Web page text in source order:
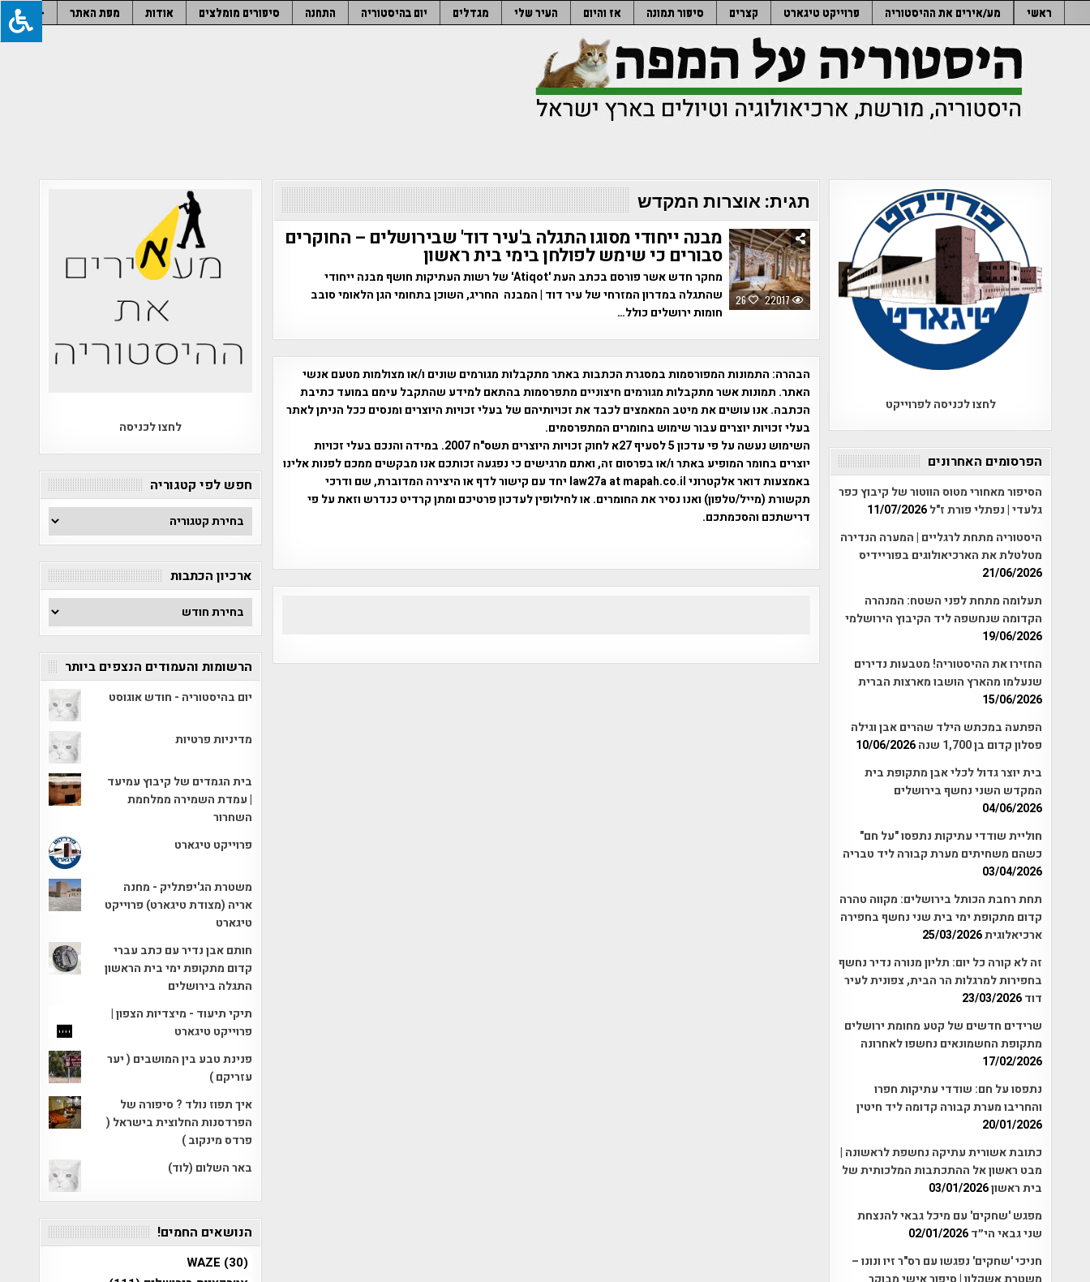
to
ראשי מע/אירים את ההיסטוריה פרוייקט טיגארט קצרים סיפור תמונה אז והיום העיר שלי מגדלים יום בהיסטוריה התחנה סיפורים מומלצים אודות מפת האתר –
תגית:אוצרות המקדש
26 22017
מבנה ייחודי מסוגו התגלה ב'עיר דוד' שבירושלים – החוקרים
סבורים כי שימש לפולחן בימי בית ראשון
מחקר חדש אשר פורסם בכתב העת 'Atiqot' של רשות העתיקות חושף מבנה ייחודי
שהתגלה במדרון המזרחי של עיר דוד | המבנה החריג, השוכן בתחומי הגן הלאומי סובב
חומות ירושלים כולל…
הבהרה: התמונות המפורסמות במסגרת הכתבות באתר מתקבלות מגורמים שונים ו/או מצולמות מטעם אנשי
האתר. תמונות אשר מתקבלות מגורמים חיצוניים מתפרסמות בהתאם למידע שהתקבל עימם במועד כתיבת
הכתבה. אנו עושים את מיטב המאמצים לכבד את זכויותיהם של בעלי זכויות היוצרים ומנסים ככל הניתן לאתר
בעלי זכויות יוצרים עבור שימוש בחומרים המתפרסמים.
השימוש נעשה על פי עדכון 5 לסעיף 27א לחוק זכויות היוצרים תשס"ח 2007. במידה והנכם בעלי זכויות
יוצרים בחומר המופיע באתר ו/או בפרסום זה, ואתם מרגישים כי נפגעה זכותכם אנו מבקשים ממכם לפנות אלינו
באמצעות דואר אלקטרוני law27a at mapah.co.il יחד עם קישור לדף או היצירה המדוברת, שם ודרכי
תקשורת (מייל/טלפון) ואנו נסיר את החומרים. או לחילופין לעדכון פרטיכם ומתן קרדיט כנדרש וזאת על פי
דרישתכם והסכמתכם.
לחצו לכניסה לפרוייקט
הפרסומים האחרונים
הסיפור מאחורי מטוס הווטור של קיבוץ כפר
גלעדי | נפתלי פורת ז"ל11/07/2026
היסטוריה מתחת לרגליים | המערה הנדירה
מטלטלת את הארכיאולוגים בפוריידיס
21/06/2026
תעלומה מתחת לפני השטח: המנהרה
הקדומה שנחשפה ליד הקיבוץ הירושלמי
19/06/2026
החזירו את ההיסטוריה! מטבעות נדירים
שנעלמו מהארץ הושבו מארצות הברית
15/06/2026
הפתעה במכתש הילד שהרים אבן וגילה
פסלון קדום בן 1,700 שנה
10/06/2026
בית יוצר גדול לכלי אבן מתקופת בית
המקדש השני נחשף בירושלים
04/06/2026
חוליית שודדי עתיקות נתפסו "על חם"
כשהם משחיתים מערת קבורה ליד טבריה
03/04/2026
תחת רחבת הכותל בירושלים: מקווה טהרה
קדום מתקופת ימי בית שני נחשף בחפירה
ארכיאלוגית25/03/2026
זה לא קורה כל יום: תליון מנורה נדיר נחשף
בחפירות למרגלות הר הבית, צפונית לעיר
דוד23/03/2026
שרידים חדשים של קטע מחומת ירושלים
מתקופת החשמונאים נחשפו לאחרונה
17/02/2026
נתפסו על חם: שודדי עתיקות חפרו
והחריבו מערת קבורה קדומה ליד חיטין
20/01/2026
כתובת אשורית עתיקה נחשפת לראשונה |
מבט ראשון אל ההתכתבות המלכותית של
בית ראשון03/01/2026
מפגש 'שחקים' עם מיכל גבאי להנצחת
שני גבאי הי״ד02/01/2026
חניכי 'שחקים' נפגשו עם רס"ר זיו ונונו –
לחצו לכניסה
חפש לפי קטגוריה
חפש
לפי
קטגוריה
ארכיון הכתבות
ארכיון
הכתבות
הרשומות והעמודים הנצפים ביותר
יום בהיסטוריה - חודש אוגוסט
מדיניות פרטיות
בית הגמדים של קיבוץ עמיעד
| עמדת השמירה ממלחמת
השחרור
פרוייקט טיגארט
משטרת הג'יפתליק - מחנה
אריה (מצודת טיגארט) פרוייקט
טיגארט
חותם אבן נדיר עם כתב עברי
קדום מתקופת ימי בית הראשון
התגלה בירושלים
תיקי תיעוד - מיצדיות הצפון |
פרוייקט טיגארט
פנינת טבע בין המושבים ( יער
עזריקם )
איך תפוז נולד ? סיפורה של
הפרדסנות החלוצית בישראל (
פרדס מינקוב )
באר השלום (לוד)
הנושאים החמים!
WAZE (30)